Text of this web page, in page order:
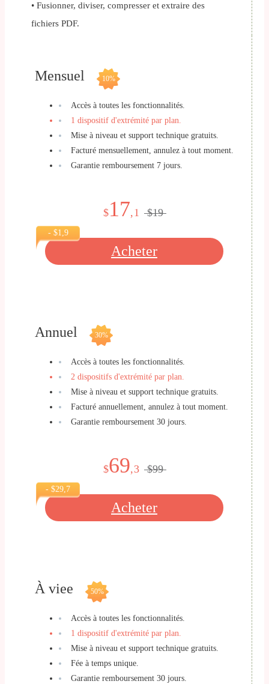
• Fusionner, diviser, compresser et extraire des
fichiers PDF.
Mensuel 10%
Accès à toutes les fonctionnalités.
1 dispositif d'extrémité par plan.
Mise à niveau et support technique gratuits.
Facturé mensuellement, annulez à tout moment.
Garantie remboursement 7 jours.
$17,1 $19
- $1,9
Acheter
Annuel 30%
Accès à toutes les fonctionnalités.
2 dispositifs d'extrémité par plan.
Mise à niveau et support technique gratuits.
Facturé annuellement, annulez à tout moment.
Garantie remboursement 30 jours.
$69,3 $99
- $29,7
Acheter
À viee 50%
Accès à toutes les fonctionnalités.
1 dispositif d'extrémité par plan.
Mise à niveau et support technique gratuits.
Fée à temps unique.
Garantie remboursement 30 jours.